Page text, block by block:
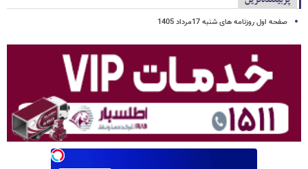
صفحه اول روزنامه های شنبه 17مرداد 1405